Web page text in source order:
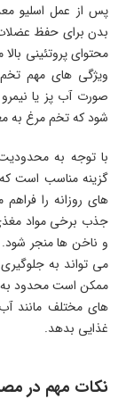
پس از عمل اسلیو
بدن برای حفظ عضلات
محتوای پروتئینی
ویژگی های مهم
صورت آب پز یا
شود که تخم مرغ به
با توجه به
گزینه مناسب است که
های روزانه را
جذب برخی مواد
و ناخن ها منجر
می تواند به
ممکن است محدود به
های مختلف مانند
غذایی بدهد.
نکات مهم در